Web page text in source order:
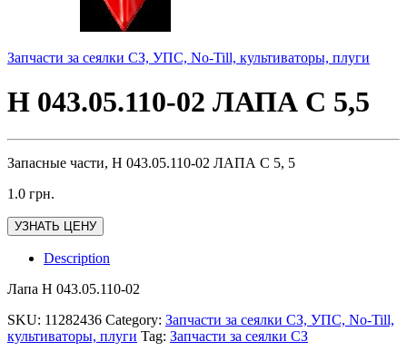
Запчасти за сеялки СЗ, УПС, No-Till, культиваторы, плуги
Н 043.05.110-02 ЛАПА С 5,5
Запасные части, Н 043.05.110-02 ЛАПА С 5, 5
1.0 грн.
УЗНАТЬ ЦЕНУ
Description
Лапа Н 043.05.110-02
SKU: 11282436 Category: Запчасти за сеялки СЗ, УПС, No-Till,
культиваторы, плуги Tag: Запчасти за сеялки СЗ